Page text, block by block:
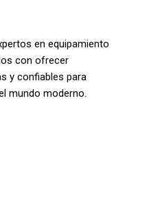
en equipamiento
con ofrecer
y confiables para
mundo moderno.